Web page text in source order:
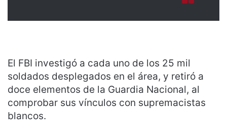
El FBI investigó a cada uno de los 25 mil
soldados desplegados en el área, y retiró a
doce elementos de la Guardia Nacional, al
comprobar sus vínculos con supremacistas
blancos.